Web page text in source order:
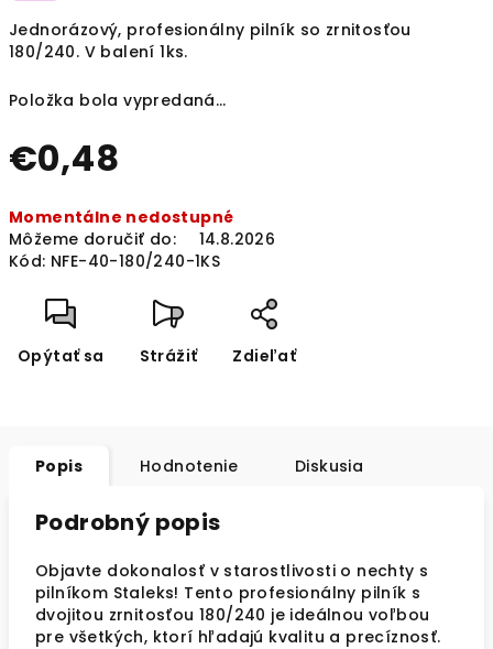
Jednorázový, profesionálny pilník so zrnitosťou
180/240. V balení 1ks.
Položka bola vypredaná…
€0,48
cena:
Momentálne nedostupné
Môžeme doručiť do:
14.8.2026
Kód: NFE-40-180/240-1KS
Opýtať sa Strážiť Zdieľať
Popis Hodnotenie Diskusia
Podrobný popis
Objavte dokonalosť v starostlivosti o nechty s
pilníkom Staleks! Tento profesionálny pilník s
dvojitou zrnitosťou 180/240 je ideálnou voľbou
pre všetkých, ktorí hľadajú kvalitu a precíznosť.